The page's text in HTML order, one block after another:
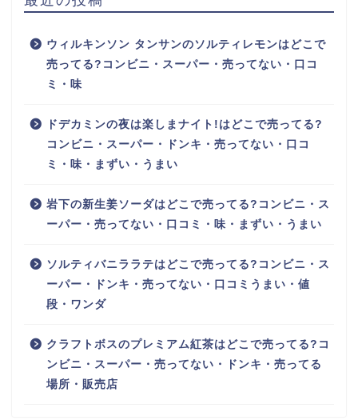
ウィルキンソン タンサンのソルティレモンはどこで
売ってる?コンビニ・スーパー・売ってない・口コ
ミ・味
ドデカミンの夜は楽しまナイト!はどこで売ってる?
コンビニ・スーパー・ドンキ・売ってない・口コ
ミ・味・まずい・うまい
岩下の新生姜ソーダはどこで売ってる?コンビニ・ス
ーパー・売ってない・口コミ・味・まずい・うまい
ソルティバニララテはどこで売ってる?コンビニ・ス
ーパー・ドンキ・売ってない・口コミうまい・値
段・ワンダ
クラフトボスのプレミアム紅茶はどこで売ってる?コ
ンビニ・スーパー・売ってない・ドンキ・売ってる
場所・販売店